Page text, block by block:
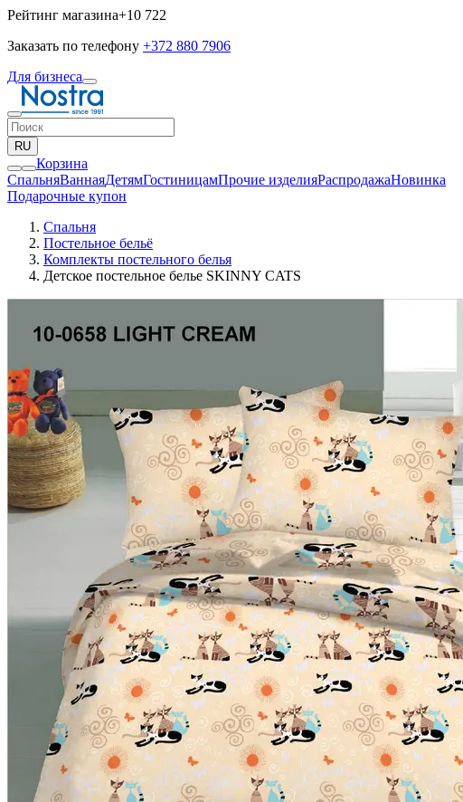
Рейтинг магазина+10 722
Заказать по телефону +372 880 7906
Для бизнеса
RU
Корзина
СпальняВаннаяДетямГостиницамПрочие изделияPаспродажаНовинка
Подарочные купон
Спальня
Постельное бельё
Комплекты постельного белья
Детское постельное белье SKINNY CATS